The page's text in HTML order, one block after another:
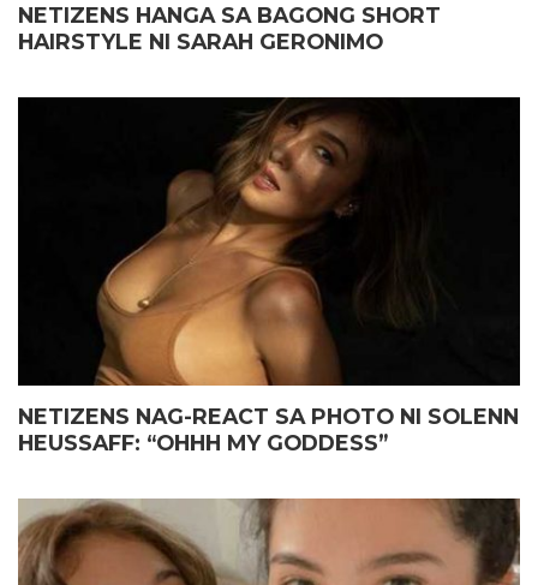
NETIZENS HANGA SA BAGONG SHORT
HAIRSTYLE NI SARAH GERONIMO
NETIZENS NAG-REACT SA PHOTO NI SOLENN
HEUSSAFF: “OHHH MY GODDESS”